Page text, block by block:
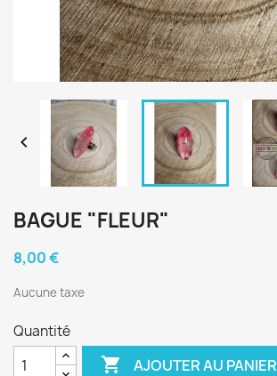

BAGUE "FLEUR"
8,00 €
Aucune taxe
Quantité
 AJOUTER AU PANIER